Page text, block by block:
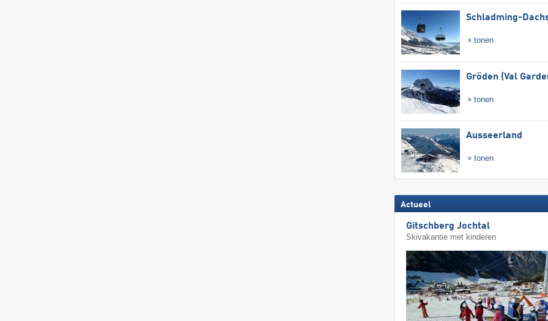
Schladming-
tonen
Gröden (Val
tonen
Ausseerland
tonen
Actueel
Gitschberg Jochtal
Skivakantie met kinderen